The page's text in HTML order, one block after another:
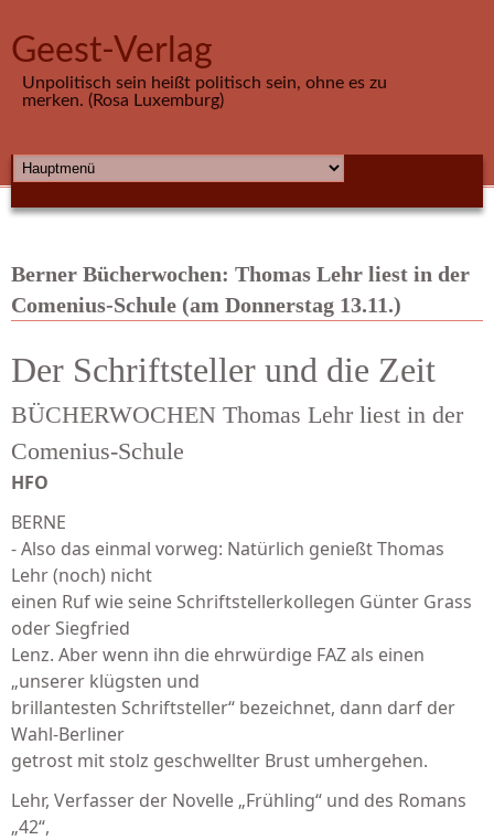
Geest-Verlag
Unpolitisch sein heißt politisch sein, ohne es zu
merken. (Rosa Luxemburg)
HAUPTMENÜ
Berner Bücherwochen: Thomas Lehr liest in der
Comenius-Schule (am Donnerstag 13.11.)
Der Schriftsteller und die Zeit
BÜCHERWOCHEN Thomas Lehr liest in der
Comenius-Schule
HFO
BERNE
- Also das einmal vorweg: Natürlich genießt Thomas
Lehr (noch) nicht
einen Ruf wie seine Schriftstellerkollegen Günter Grass
oder Siegfried
Lenz. Aber wenn ihn die ehrwürdige FAZ als einen
„unserer klügsten und
brillantesten Schriftsteller“ bezeichnet, dann darf der
Wahl-Berliner
getrost mit stolz geschwellter Brust umhergehen.
Lehr, Verfasser der Novelle „Frühling“ und des Romans
„42“,